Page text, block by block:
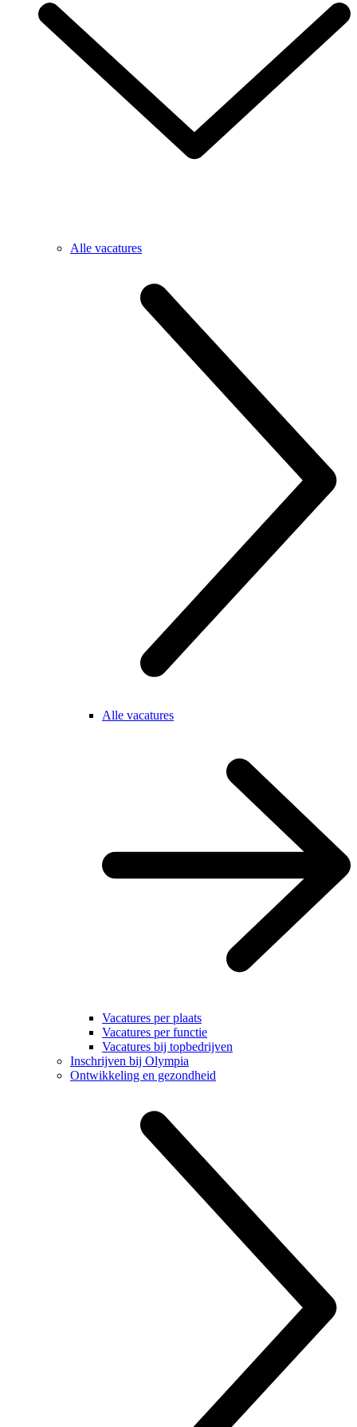
Alle vacatures
Alle vacatures
Vacatures per plaats
Vacatures per functie
Vacatures bij topbedrijven
Inschrijven bij Olympia
Ontwikkeling en gezondheid